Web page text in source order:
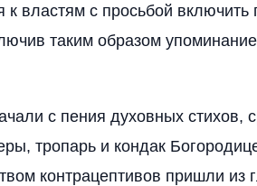
властям с просьбой включить
таким образом упоминание
с пения духовных стихов,
тропарь и кондак
контрацептивов пришли из